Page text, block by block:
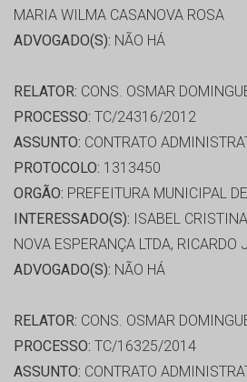
MARIA WILMA CASANOVA ROSA
ADVOGADO(S): NÃO HÁ
RELATOR: CONS. OSMAR
PROCESSO: TC/24316/2012
ASSUNTO: CONTRATO
PROTOCOLO: 1313450
ORGÃO: PREFEITURA MUNICIPAL
INTERESSADO(S): ISABEL
NOVA ESPERANÇA LTDA, RICARDO
ADVOGADO(S): NÃO HÁ
RELATOR: CONS. OSMAR
PROCESSO: TC/16325/2014
ASSUNTO: CONTRATO